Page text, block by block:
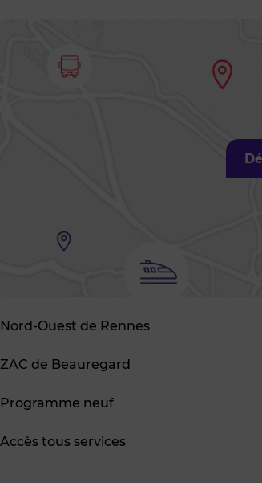
Nord-Ouest de Rennes
ZAC de Beauregard
Programme neuf
Accès tous services